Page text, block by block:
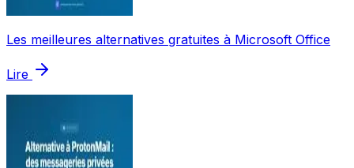
Les meilleures alternatives gratuites à Microsoft Office
Lire